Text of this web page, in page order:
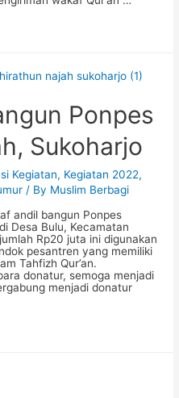
Ponpes
Sukoharjo
Kegiatan, Kegiatan 2022,
/ By Muslim Berbagi
andil bangun Ponpes
Desa Bulu, Kecamatan
Rp20 juta ini digunakan
pesantren yang memiliki
Tahfizh Qur’an.
donatur, semoga menjadi
menjadi donatur